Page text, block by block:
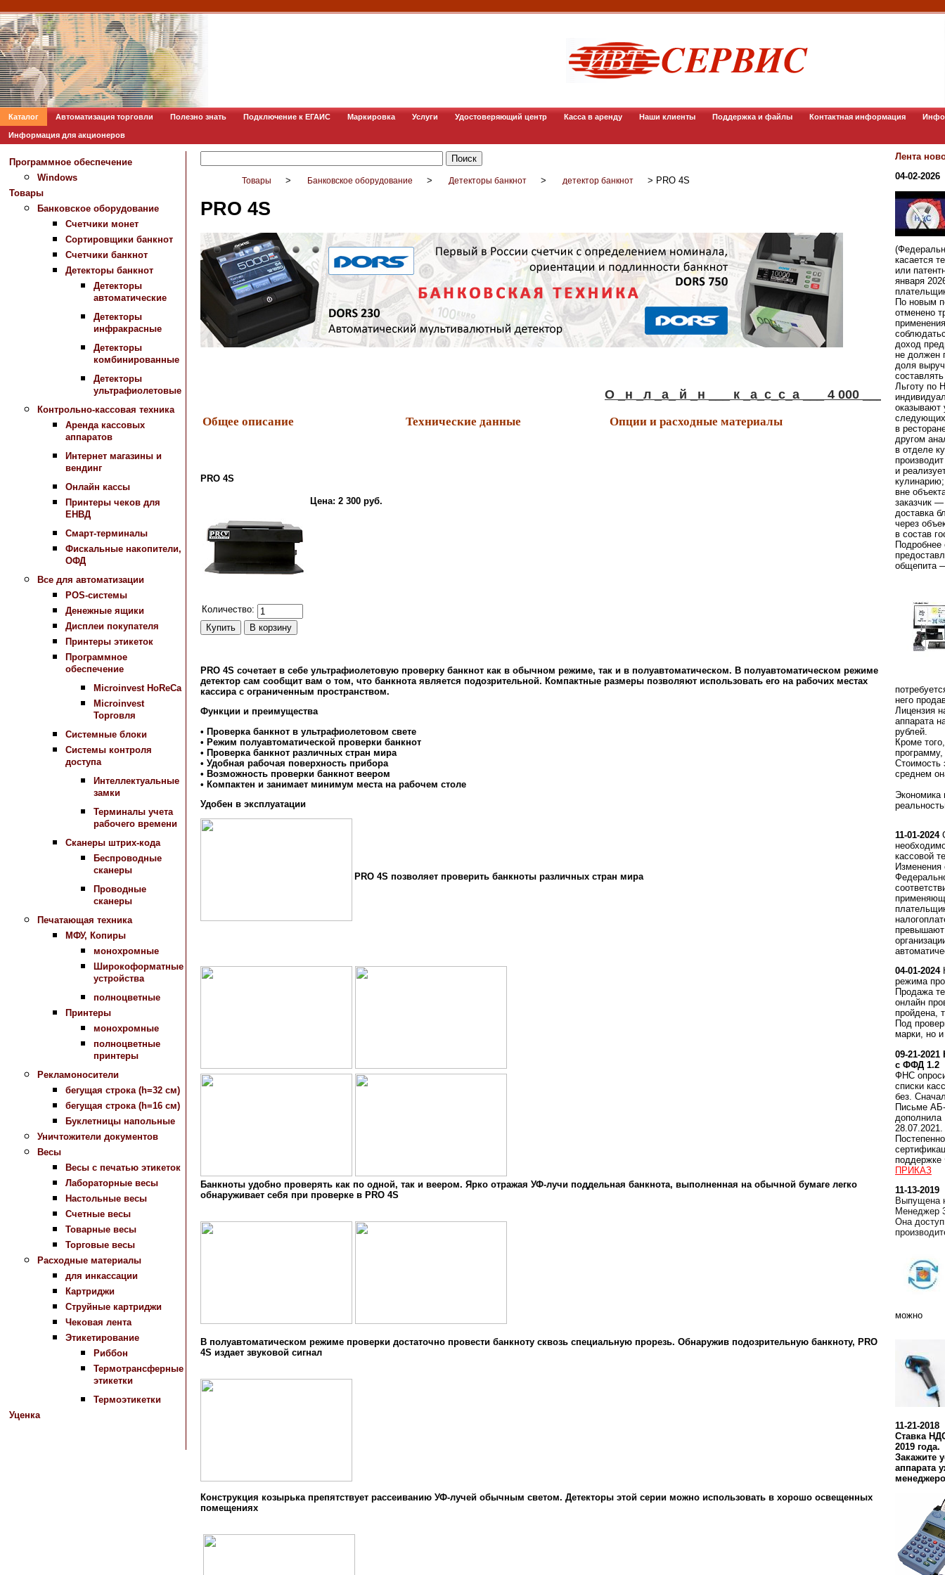
Каталог Автоматизация торговли Полезно знать Подключение к ЕГАИС Маркировка Услуги Удостоверяющий центр Касса в аренду Наши клиенты Поддержка и файлы Контактная информация
Информация для акционеров
Программное обеспечение
Windows
Товары
Банковское оборудование
Счетчики монет
Сортировщики банкнот
Счетчики банкнот
Детекторы банкнот
Детекторы
автоматические
Детекторы
инфракрасные
Детекторы
комбинированные
Детекторы
ультрафиолетовые
Контрольно-кассовая техника
Аренда кассовых
аппаратов
Интернет магазины и
вендинг
Онлайн кассы
Принтеры чеков для
ЕНВД
Смарт-терминалы
Фискальные накопители,
ОФД
Все для автоматизации
POS-системы
Денежные ящики
Дисплеи покупателя
Принтеры этикеток
Программное
обеспечение
Microinvest HoReCa
Microinvest
Торговля
Системные блоки
Системы контроля
доступа
Интеллектуальные
замки
Терминалы учета
рабочего времени
Сканеры штрих-кода
Беспроводные
сканеры
Проводные
сканеры
Печатающая техника
МФУ, Копиры
монохромные
Широкоформатные
устройства
полноцветные
Принтеры
монохромные
полноцветные
принтеры
Рекламоносители
бегущая строка (h=32 см)
бегущая строка (h=16 см)
Буклетницы напольные
Уничтожители документов
Весы
Весы с печатью этикеток
Лабораторные весы
Настольные весы
Счетные весы
Товарные весы
Торговые весы
Расходные материалы
для инкассации
Картриджи
Струйные картриджи
Чековая лента
Этикетирование
Риббон
Термотрансферные
этикетки
Термоэтикетки
Уценка
Товары > Банковское оборудование > Детекторы банкнот > детектор банкнот > PRO 4S
PRO 4S
О _н _л _а_ й _н ___ к _а_с_с_а ___ 4 000 ____р у б !
Общее описание Технические данные Опции и расходные материалы
PRO 4S
Цена: 2 300 руб.
Количество:
PRO 4S сочетает в себе ультрафиолетовую проверку банкнот как в обычном режиме, так и в полуавтоматическом. В полуавтоматическом режиме
детектор сам сообщит вам о том, что банкнота является подозрительной. Компактные размеры позволяют использовать его на рабочих местах
кассира с ограниченным пространством.
Функции и преимущества
• Проверка банкнот в ультрафиолетовом свете
• Режим полуавтоматической проверки банкнот
• Проверка банкнот различных стран мира
• Удобная рабочая поверхность прибора
• Возможность проверки банкнот веером
• Компактен и занимает минимум места на рабочем столе
Удобен в эксплуатации
PRO 4S позволяет проверить банкноты различных стран мира
Банкноты удобно проверять как по одной, так и веером. Ярко отражая УФ-лучи поддельная банкнота, выполненная на обычной бумаге легко
обнаруживает себя при проверке в PRO 4S
В полуавтоматическом режиме проверки достаточно провести банкноту сквозь специальную прорезь. Обнаружив подозрительную банкноту, PRO
4S издает звуковой сигнал
Конструкция козырька препятствует рассеиванию УФ-лучей обычным светом. Детекторы этой серии можно использовать в хорошо освещенных
помещениях
Лента
04-02-2026
касается
или
января
По новым
отменено
доход
не должен
доля
Льготу по
оказывают
в
другом
в отделе
и
кулинарию;
вне
заказчик
доставка
через
в состав
Подробнее
общепита
него
Лицензия
аппарата
рублей.
Кроме
Стоимость
среднем
Экономика
11-01-2024
кассовой
Изменения
превышают
04-01-2024
режима
Продажа
онлайн
пройдена,
Под
марки, но и
09-21-2021
с ФФД 1.2
ФНС
списки
без.
Письме АБ-
28.07.2021.
поддержке
ПРИКАЗ
11-13-2019
Выпущена
Менеджер
Она
можно
11-21-2018
Ставка
2019 года.
Закажите
аппарата